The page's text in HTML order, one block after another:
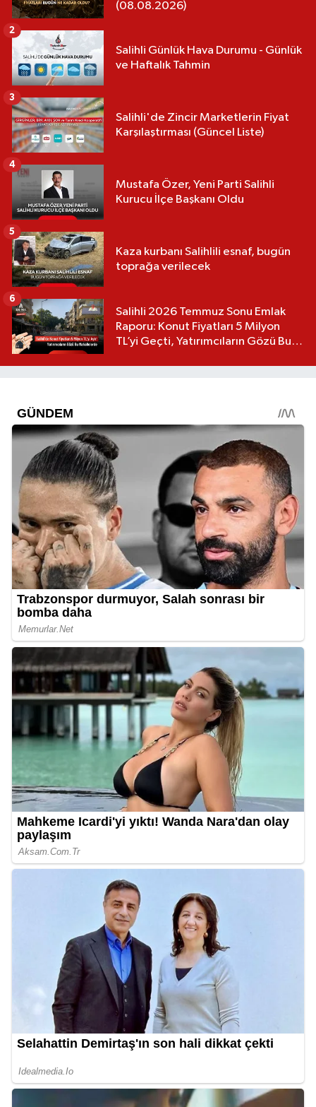
(08.08.2026)
Salihli Günlük Hava Durumu - Günlük
ve Haftalık Tahmin
2
Salihli'de Zincir Marketlerin Fiyat
Karşılaştırması (Güncel Liste)
3
Mustafa Özer, Yeni Parti Salihli
Kurucu İlçe Başkanı Oldu
4
Kaza kurbanı Salihlili esnaf, bugün
toprağa verilecek
5
Salihli 2026 Temmuz Sonu Emlak
Raporu: Konut Fiyatları 5 Milyon
TL’yi Geçti, Yatırımcıların Gözü Bu
6